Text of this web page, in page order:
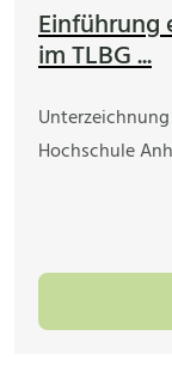
Einführung
im TLBG ...
Hochschule